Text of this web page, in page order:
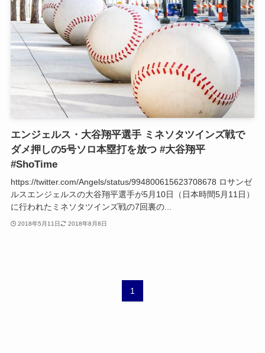
エンジェルス・大谷翔平選手 ミネソタツインズ戦で
ダメ押しの5号ソロ本塁打を放つ #大谷翔平
#ShoTime
https://twitter.com/Angels/status/994800615623708678 ロサンゼ
ルスエンジェルスの大谷翔平選手が5月10日（日本時間5月11日）
に行われたミネソタツインズ戦の7回裏の...
2018年5月11日 2018年8月8日
1